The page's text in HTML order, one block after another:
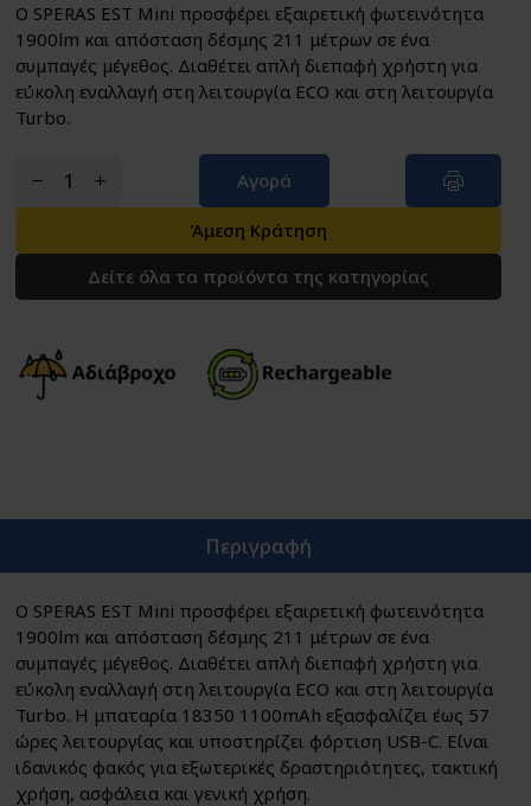
Ο SPERAS EST Mini προσφέρει εξαιρετική φωτεινότητα
1900lm και απόσταση δέσμης 211 μέτρων σε ένα
συμπαγές μέγεθος. Διαθέτει απλή διεπαφή χρήστη για
εύκολη εναλλαγή στη λειτουργία ECO και στη λειτουργία
Turbo.
Αγορά
Άμεση Κράτηση
Δείτε όλα τα προϊόντα της κατηγορίας
Περιγραφή
Ο SPERAS EST Mini προσφέρει εξαιρετική φωτεινότητα
1900lm και απόσταση δέσμης 211 μέτρων σε ένα
συμπαγές μέγεθος. Διαθέτει απλή διεπαφή χρήστη για
εύκολη εναλλαγή στη λειτουργία ECO και στη λειτουργία
Turbo. Η μπαταρία 18350 1100mAh εξασφαλίζει έως 57
ώρες λειτουργίας και υποστηρίζει φόρτιση USB-C. Είναι
ιδανικός φακός για εξωτερικές δραστηριότητες, τακτική
χρήση, ασφάλεια και γενική χρήση.